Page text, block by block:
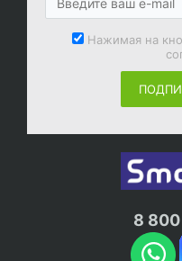
Нажимая на
8